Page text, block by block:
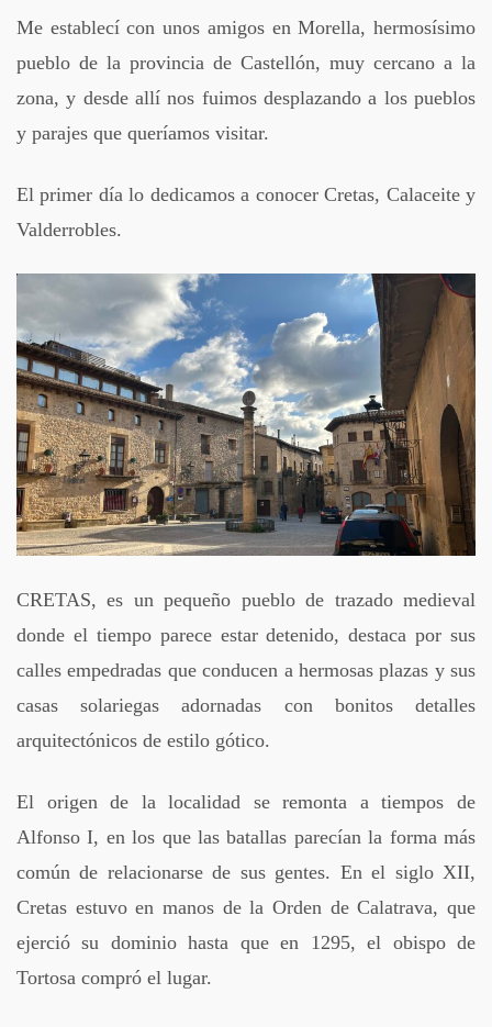
Me establecí con unos amigos en Morella, hermosísimo
pueblo de la provincia de Castellón, muy cercano a la
zona, y desde allí nos fuimos desplazando a los pueblos
y parajes que queríamos visitar.
El primer día lo dedicamos a conocer Cretas, Calaceite y
Valderrobles.
CRETAS, es un pequeño pueblo de trazado medieval
donde el tiempo parece estar detenido, destaca por sus
calles empedradas que conducen a hermosas plazas y sus
casas solariegas adornadas con bonitos detalles
arquitectónicos de estilo gótico.
El origen de la localidad se remonta a tiempos de
Alfonso I, en los que las batallas parecían la forma más
común de relacionarse de sus gentes. En el siglo XII,
Cretas estuvo en manos de la Orden de Calatrava, que
ejerció su dominio hasta que en 1295, el obispo de
Tortosa compró el lugar.